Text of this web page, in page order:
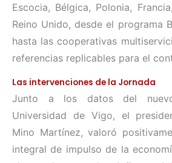
Escocia, Bélgica, Polonia,
Reino Unido, desde el programa
hasta las cooperativas
referencias replicables para el
Las intervenciones de la Jornada
Junto a los datos del
Universidad de Vigo, el
Mino Martínez, valoró
integral de impulso de la